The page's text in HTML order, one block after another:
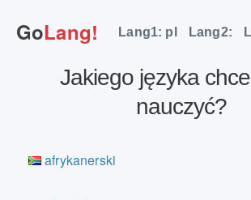
GoLang! Lang1: pl Lang2:
Jakiego języka
nauczyć?
afrykanerski